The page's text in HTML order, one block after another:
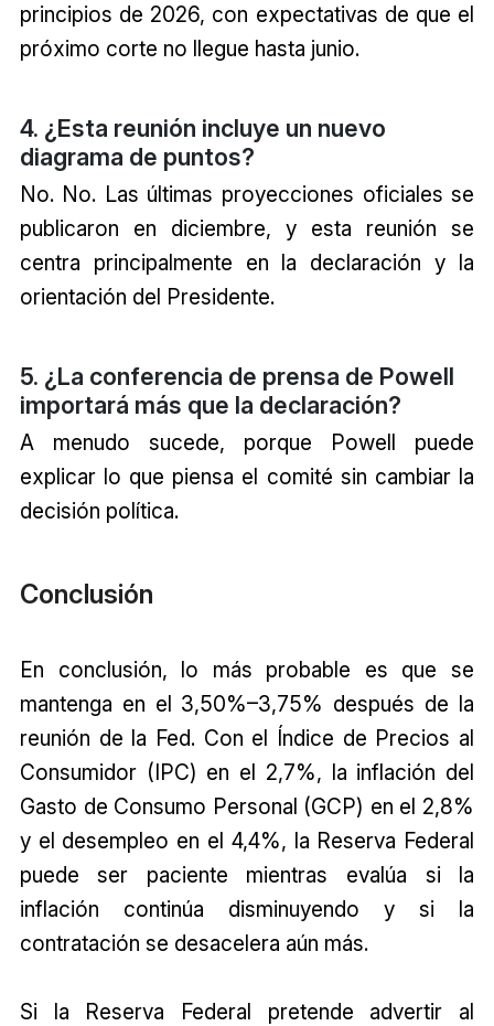
principios de 2026, con expectativas de que el
próximo corte no llegue hasta junio.
4. ¿Esta reunión incluye un nuevo
diagrama de puntos?
No. No. Las últimas proyecciones oficiales se
publicaron en diciembre, y esta reunión se
centra principalmente en la declaración y la
orientación del Presidente.
5. ¿La conferencia de prensa de Powell
importará más que la declaración?
A menudo sucede, porque Powell puede
explicar lo que piensa el comité sin cambiar la
decisión política.
Conclusión
En conclusión, lo más probable es que se
mantenga en el 3,50%–3,75% después de la
reunión de la Fed. Con el Índice de Precios al
Consumidor (IPC) en el 2,7%, la inflación del
Gasto de Consumo Personal (GCP) en el 2,8%
y el desempleo en el 4,4%, la Reserva Federal
puede ser paciente mientras evalúa si la
inflación continúa disminuyendo y si la
contratación se desacelera aún más.
Si la Reserva Federal pretende advertir al